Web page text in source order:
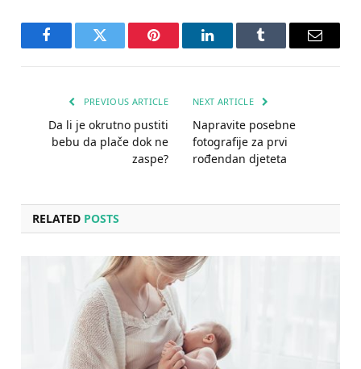
FacebookTwitter Pinterest LinkedInTumblr Email
PREVIOUS ARTICLE
Da li je okrutno pustiti
bebu da plače dok ne
zaspe?
NEXT ARTICLE
Napravite posebne
fotografije za prvi
rođendan djeteta
RELATED POSTS